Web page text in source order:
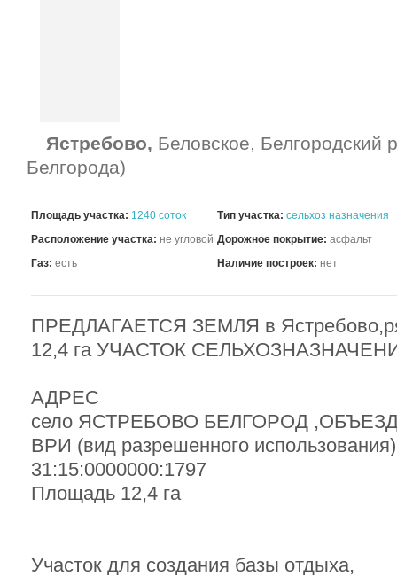
Ястребово, Беловское, Белгородский
Белгорода)
Площадь участка: 1240 соток Тип участка: сельхоз назначения
Расположение участка: не угловой Дорожное покрытие: асфальт
Газ: есть Наличие построек: нет
ПРЕДЛАГАЕТСЯ ЗЕМЛЯ в
12,4 га УЧАСТОК
АДРЕС
село ЯСТРЕБОВО БЕЛГОРОД
ВРИ (вид разрешенного
31:15:0000000:1797
Площадь 12,4 га
Участок для создания базы отдыха,